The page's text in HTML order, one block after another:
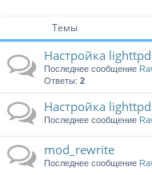
Темы
Настройка
Последнее сообщение
Ответы: 2
Настройка
Последнее сообщение
mod_rewrite
Последнее сообщение